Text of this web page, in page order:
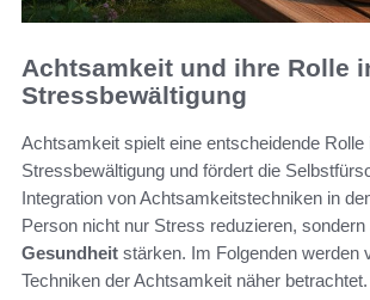
Achtsamkeit und ihre Rolle
Stressbewältigung
Achtsamkeit spielt eine entscheidende Rolle
Stressbewältigung und fördert die
Integration von Achtsamkeitstechniken in
Person nicht nur Stress reduzieren, sondern
Gesundheit stärken. Im Folgenden werden
Techniken der Achtsamkeit näher betrachtet.